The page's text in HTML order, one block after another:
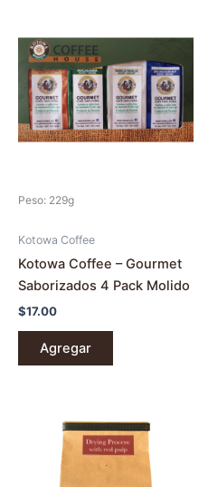
Peso: 229g
Kotowa Coffee
Kotowa Coffee – Gourmet
Saborizados 4 Pack Molido
$17.00
Agregar